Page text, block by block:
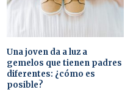
Una joven da a luz a
gemelos que tienen padres
diferentes: ¿cómo es
posible?